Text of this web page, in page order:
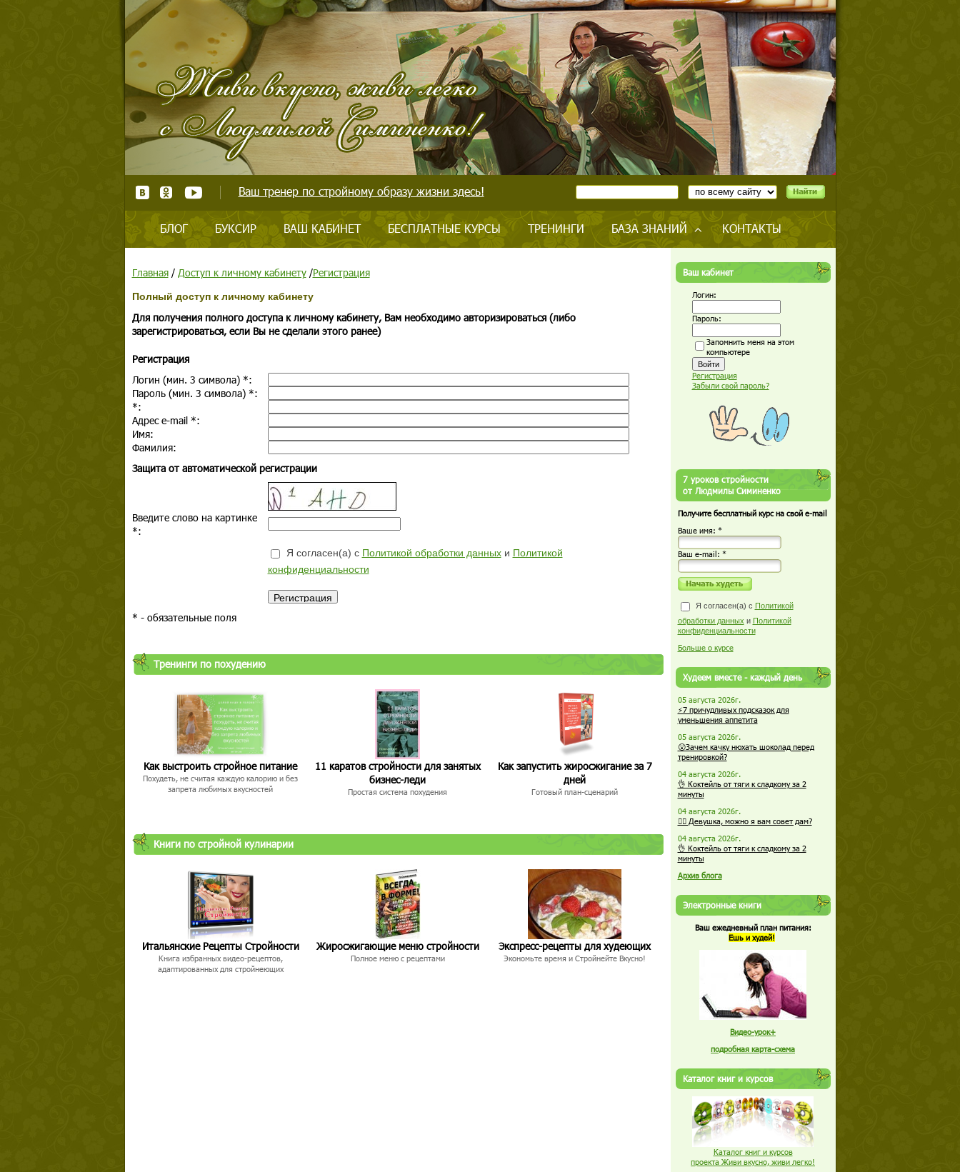
Ваш тренер по стройному образу жизни здесь!
БЛОГ БУКСИР ВАШ КАБИНЕТ БЕСПЛАТНЫЕ КУРСЫ ТРЕНИНГИ БАЗА ЗНАНИЙ КОНТАКТЫ
Главная/ Доступ к личному кабинету/Регистрация
Полный доступ к личному кабинету
Для получения полного доступа к личному кабинету, Вам необходимо авторизироваться (либо
зарегистрироваться, если Вы не сделали этого ранее)
Регистрация
Логин (мин. 3 символа) *:
Пароль (мин. 3 символа) *:
*:
Адрес e-mail *:
Имя:
Фамилия:
Защита от автоматической регистрации
Введите слово на картинке
*:
Я согласен(а) с Политикой обработки данныхи Политикой
конфиденциальности
* - обязательные поля
Тренинги по похудению
Как выстроить стройное питание
Похудеть, не считая каждую калорию и без
запрета любимых вкусностей
11 каратов стройности для занятых
бизнес-леди
Простая система похудения
Как запустить жиросжигание за 7
дней
Готовый план-сценарий
Книги по стройной кулинарии
Итальянские Рецепты Стройности
Книга избранных видео-рецептов,
адаптированных для стройнеющих
Жиросжигающие меню стройности
Полное меню с рецептами
Экспресс-рецепты для худеющих
Экономьте время и Стройнейте Вкусно!
Ваш кабинет
Логин:
Пароль:
Запомнить меня на этом
компьютере
Регистрация
Забыли свой пароль?
7 уроков стройности
от Людмилы Симиненко
Получите бесплатный курс на свой e-mail
Ваше имя: *
Ваш е-mail: *
Я согласен(а) с Политикой
обработки данных и Политикой
конфиденциальности
Больше о курсе
Худеем вместе - каждый день
05 августа 2026г.
⚡7 причудливых подсказок для
уменьшения аппетита
05 августа 2026г.
😮Зачем качку нюхать шоколад перед
тренировкой?
04 августа 2026г.
👌 Коктейль от тяги к сладкому за 2
минуты
04 августа 2026г.
🏋️‍♀️ Девушка, можно я вам совет дам?
04 августа 2026г.
👌 Коктейль от тяги к сладкому за 2
минуты
Архив блога
Электронные книги
Ваш ежедневный план питания:
Ешь и худей!
Видео-урок+
подробная карта-схема
Каталог книг и курсов
Каталог книг и курсов
проекта Живи вкусно, живи легко!